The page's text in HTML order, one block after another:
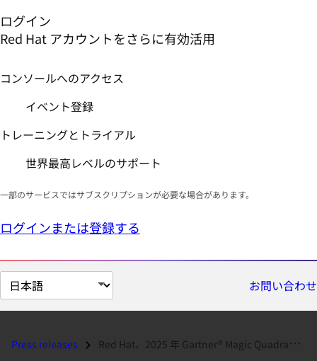
ログイン
Red Hat アカウントをさらに有効活用
コンソールへのアクセス
イベント登録
トレーニングとトライアル
世界最高レベルのサポート
一部のサービスではサブスクリプションが必要な場合があります。
ログインまたは登録する
ペ
ー
の
お問い合わせ
Press releases Red Hat、2025 年 Gartner® Magic Quadrant™ のクラウドネイティブ・ アプリケーション・プラットフォームの...